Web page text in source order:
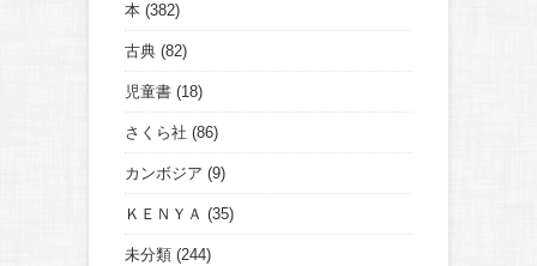
本 (382)
古典 (82)
児童書 (18)
さくら社 (86)
カンボジア (9)
ＫＥＮＹＡ (35)
未分類 (244)